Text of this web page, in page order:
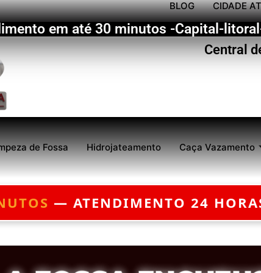
BLOG CIDADE
em até 30 minutos -Capital-
Central
de Fossa Hidrojateamento Caça Vazamento
GRÁTIS —